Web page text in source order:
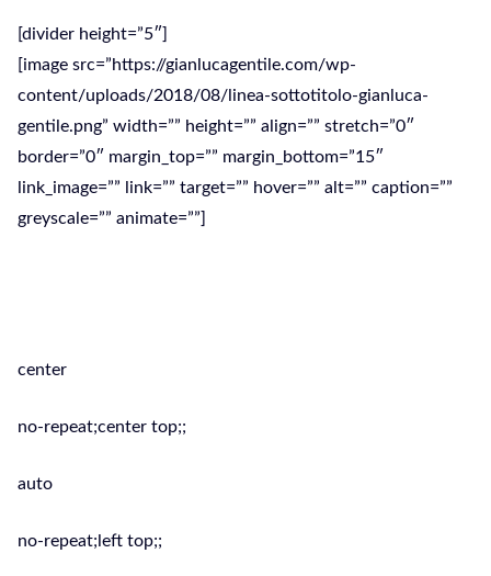
[divider height=”5″]
[image src=”https://gianlucagentile.com/wp-
content/uploads/2018/08/linea-sottotitolo-gianluca-
gentile.png” width=”” height=”” align=”” stretch=”0″
border=”0″ margin_top=”” margin_bottom=”15″
link_image=”” link=”” target=”” hover=”” alt=”” caption=””
greyscale=”” animate=””]
center
no-repeat;center top;;
auto
no-repeat;left top;;